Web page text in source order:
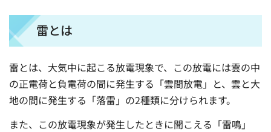
雷とは
雷とは、大気中に起こる放電現象で、この放電には雲の中
の正電荷と負電荷の間に発生する「雲間放電」と、雲と大
地の間に発生する「落雷」の2種類に分けられます。
また、この放電現象が発生したときに聞こえる「雷鳴」